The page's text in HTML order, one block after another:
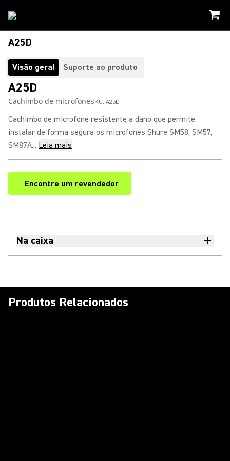
A25D
Visão geral Suporte ao produto
A25D
Cachimbo de microfoneSKU: A25D
Cachimbo de microfone resistente a dano que permite
instalar de forma segura os microfones Shure SM58, SM57,
SM87A... Leia mais
Encontre um revendedor
(Opens in a new tab)
Na caixa
Produtos Relacionados